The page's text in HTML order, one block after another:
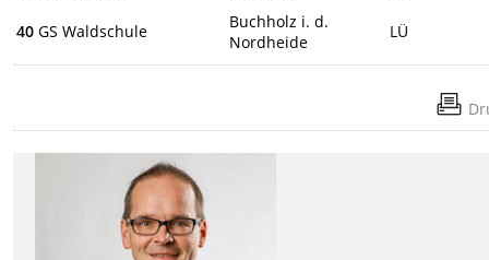
40 GS Waldschule
Buchholz i. d.
Nordheide
LÜ